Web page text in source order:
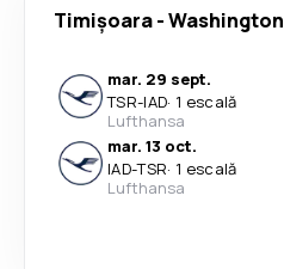
Timișoara-Washington
mar. 29 sept.
TSR-IAD· 1 escală
Lufthansa
mar. 13 oct.
IAD-TSR· 1 escală
Lufthansa